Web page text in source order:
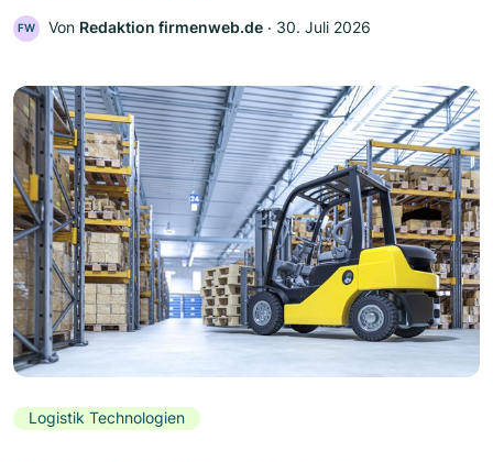
FW Von Redaktion firmenweb.de ‧ 30. Juli 2026
Logistik Technologien